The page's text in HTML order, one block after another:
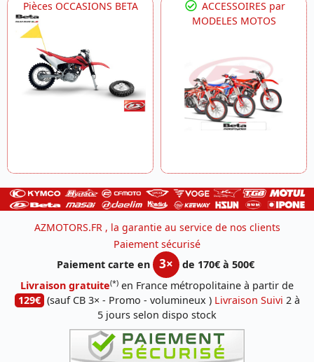
Pièces OCCASIONS BETA
ACCESSOIRES par
MODELES MOTOS
AZMOTORS.FR , la garantie au service de nos clients
Paiement sécurisé
Paiement carte en
3×
de 170€ à 500€
Livraison gratuite(*) en France métropolitaine à partir de
129€ (sauf CB 3× - Promo - volumineux ) Livraison Suivi 2 à
5 jours selon dispo stock